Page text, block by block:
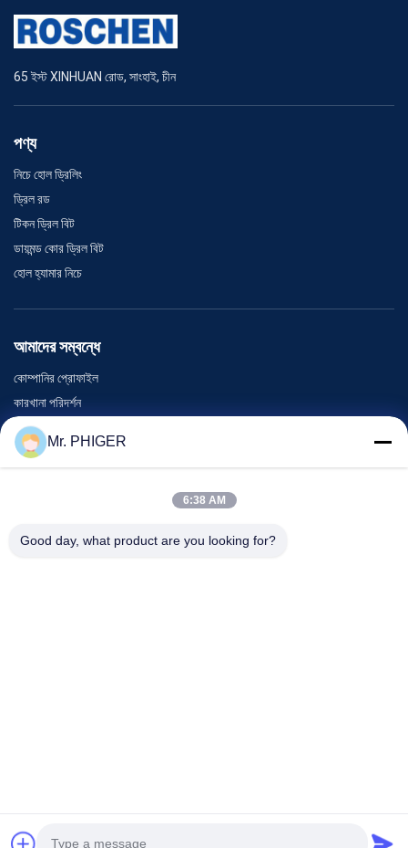
65 ইস্ট XINHUAN রোড, সাংহাই, চীন
পণ্য
নিচে হোল ড্রিলিং
ড্রিল রড
টিকন ড্রিল বিট
ডায়মন্ড কোর ড্রিল বিট
হোল হ্যামার নিচে
আমাদের সম্বন্ধে
কোম্পানির প্রোফাইল
কারখানা পরিদর্শন
গুণমান নিয়ন্ত্রণ
সাইট ম্যাপ
ঘটনা
Mr. PHIGER
6:38 AM
Good day, what product are you looking for?